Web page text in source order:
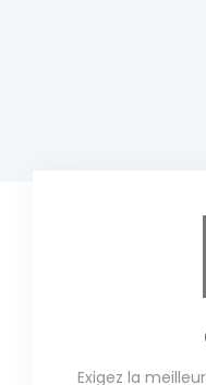
Exigez la